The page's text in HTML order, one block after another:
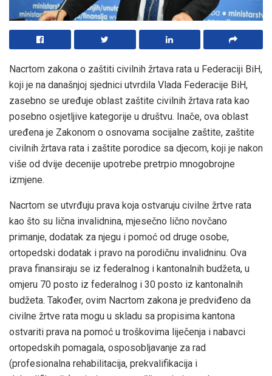
Nacrtom zakona o zaštiti civilnih žrtava rata u Federaciji BiH,
koji je na današnjoj sjednici utvrdila Vlada Federacije BiH,
zasebno se uređuje oblast zaštite civilnih žrtava rata kao
posebno osjetljive kategorije u društvu. Inače, ova oblast
uređena je Zakonom o osnovama socijalne zaštite, zaštite
civilnih žrtava rata i zaštite porodice sa djecom, koji je nakon
više od dvije decenije upotrebe pretrpio mnogobrojne
izmjene.
Nacrtom se utvrđuju prava koja ostvaruju civilne žrtve rata
kao što su lična invalidnina, mjesečno lično novčano
primanje, dodatak za njegu i pomoć od druge osobe,
ortopedski dodatak i pravo na porodičnu invalidninu. Ova
prava finansiraju se iz federalnog i kantonalnih budžeta, u
omjeru 70 posto iz federalnog i 30 posto iz kantonalnih
budžeta. Također, ovim Nacrtom zakona je predviđeno da
civilne žrtve rata mogu u skladu sa propisima kantona
ostvariti prava na pomoć u troškovima liječenja i nabavci
ortopedskih pomagala, osposobljavanje za rad
(profesionalna rehabilitacija, prekvalifikacija i